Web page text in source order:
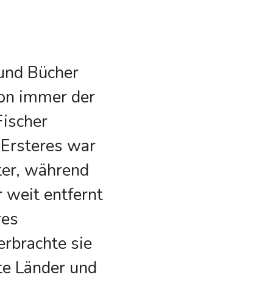
Bücher
immer der
war
während
weit entfernt
sie
Länder und